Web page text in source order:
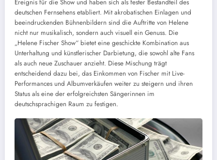
Ereignis für die Show und haben sich als fester Bestandteil des
deutschen Fernsehens etabliert. Mit akrobatischen Einlagen und
beeindruckenden Bühnenbildern sind die Auftritte von Helene
nicht nur musikalisch, sondern auch visuell ein Genuss. Die
„Helene Fischer Show“ bietet eine geschickte Kombination aus
Unterhaltung und künstlerischer Darbietung, die sowohl alte Fans
als auch neue Zuschauer anzieht. Diese Mischung trägt
entscheidend dazu bei, das Einkommen von Fischer mit Live-
Performances und Albumverkäufen weiter zu steigern und ihren
Status als eine der erfolgreichsten Sängerinnen im
deutschsprachigen Raum zu festigen.